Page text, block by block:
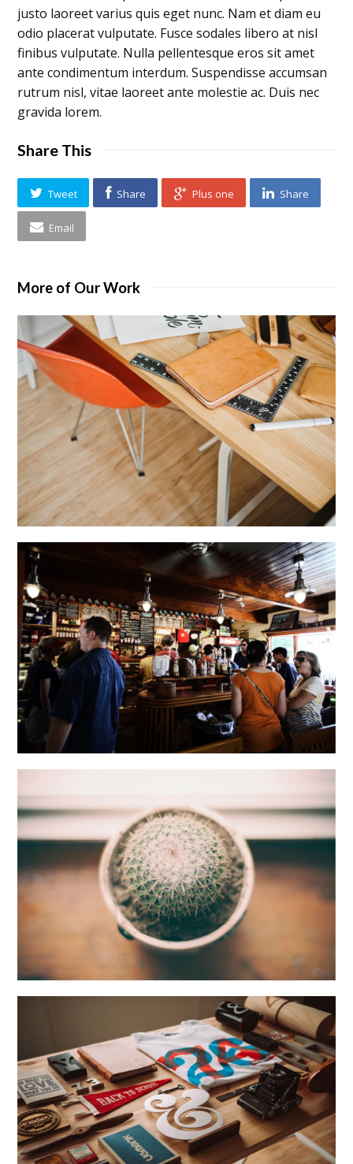
justo laoreet varius quis eget nunc. Nam et diam eu
odio placerat vulputate. Fusce sodales libero at nisl
finibus vulputate. Nulla pellentesque eros sit amet
ante condimentum interdum. Suspendisse accumsan
rutrum nisl, vitae laoreet ante molestie ac. Duis nec
gravida lorem.
Share This
Tweet Share Plus one Share
Email
More of Our Work